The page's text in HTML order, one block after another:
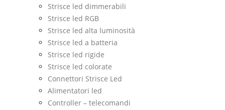
Strisce led dimmerabili
Strisce led RGB
Strisce led alta luminosità
Strisce led a batteria
Strisce led rigide
Strisce led colorate
Connettori Strisce Led
Alimentatori led
Controller – telecomandi